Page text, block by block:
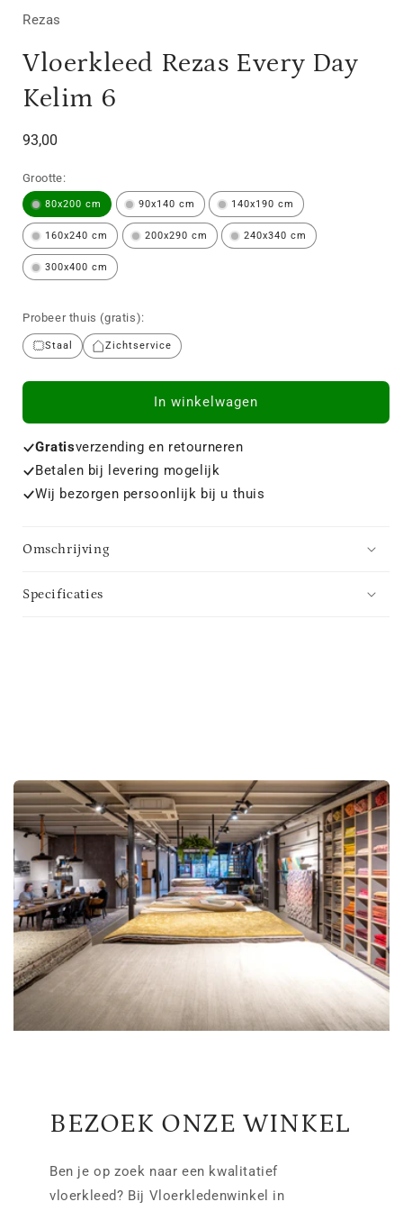
Rezas
Vloerkleed Rezas Every Day
Kelim 6
Normale
93,00
Grootte:
80x200 cm 90x140 cm 140x190 cm
160x240 cm 200x290 cm 240x340 cm
300x400 cm
Probeer thuis (gratis):
Staal Zichtservice
In winkelwagen
Gratisverzending en retourneren
Betalen bij levering mogelijk
Wij bezorgen persoonlijk bij u thuis
Omschrijving
Specificaties
BEZOEK ONZE WINKEL
Ben je op zoek naar een kwalitatief
vloerkleed? Bij Vloerkledenwinkel in